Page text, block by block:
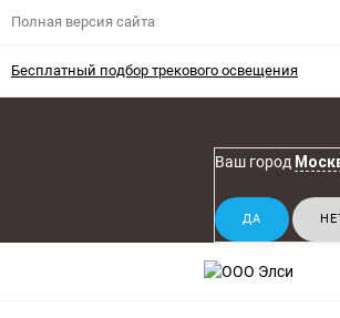
Полная версия сайта
Бесплатный подбор трекового освещения
Ваш город